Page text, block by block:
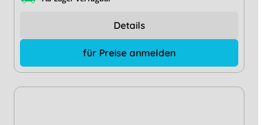
für Preise anmelden
Details